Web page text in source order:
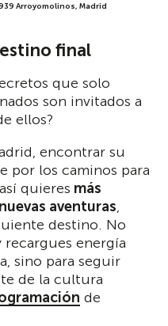
Arroyomolinos, Madrid
final
que solo
son invitados a
ellos?
encontrar su
por los caminos para
quieres más
aventuras,
destino. No
recargues energía
sino para seguir
de la cultura
de